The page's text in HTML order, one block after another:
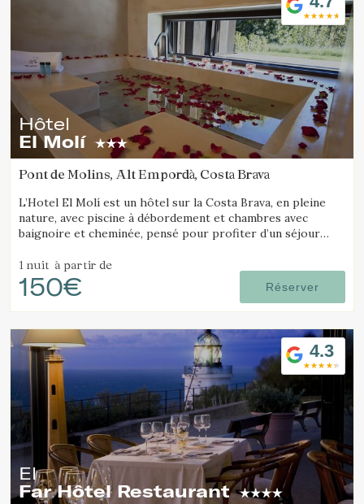
Hôtel
El Molí
Pont de Molins, Alt Empordà, Costa Brava
L’Hotel El Molí est un hôtel sur la Costa Brava, en pleine
nature, avec piscine à débordement et chambres avec
baignoire et cheminée, pensé pour profiter d’un séjour
1 nuit à partir de
150€ Réserver
4.3
El
Far Hôtel Restaurant